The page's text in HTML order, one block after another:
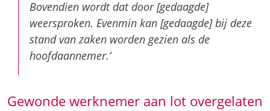
Bovendien wordt dat door [gedaagde]
weersproken. Evenmin kan [gedaagde] bij deze
stand van zaken worden gezien als de
hoofdaannemer.’
Gewonde werknemer aan lot overgelaten